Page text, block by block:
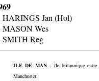
HARINGS Jan (Hol)
MASON Wes
SMITH Reg
ILE DE MAN: île britannique entre
Manchester.